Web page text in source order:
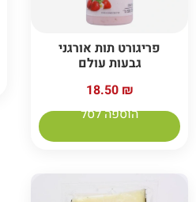
פריגורט תות אורגני
גבעות עולם
18.50 ₪
הוספה לסל